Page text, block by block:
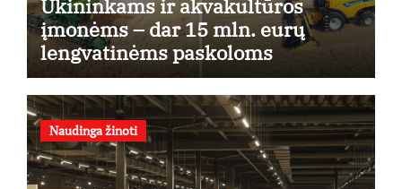
Ūkininkams ir akvakultūros
įmonėms – dar 15 mln. eurų
lengvatinėms paskoloms
Naudinga žinoti